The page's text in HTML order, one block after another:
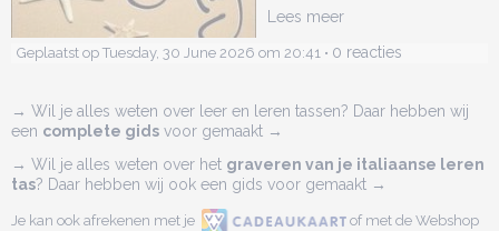
Lees meer
Geplaatst op Tuesday, 30 June 2026 om 20:41 • 0 reacties
→ Wil je alles weten over leer en leren tassen? Daar hebben wij
een complete gids voor gemaakt →
→ Wil je alles weten over het graveren van je italiaanse leren
tas? Daar hebben wij ook een gids voor gemaakt →
Je kan ook afrekenen met je
of met de Webshop